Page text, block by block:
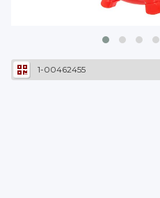
1-00462455